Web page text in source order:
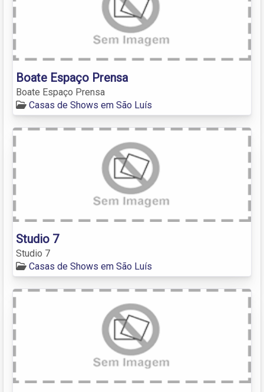
Boate Espaço Prensa
Boate Espaço Prensa
Casas de Shows em São Luís
Studio 7
Studio 7
Casas de Shows em São Luís